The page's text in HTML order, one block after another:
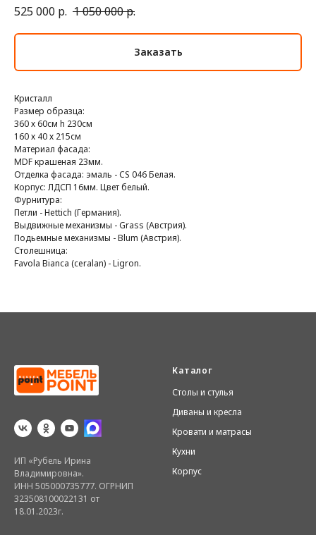
525 000 р. 1 050 000р.
Заказать
Кристалл
Размер образца:
360 х 60см h 230см
160 х 40 х 215см
Материал фасада:
MDF крашеная 23мм.
Отделка фасада: эмаль - CS 046 Белая.
Корпус: ЛДСП 16мм. Цвет белый.
Фурнитура:
Петли - Hettich (Германия).
Выдвижные механизмы - Grass (Австрия).
Подьемные механизмы - Blum (Австрия).
Столешница:
Favola Bianca (ceralan) - Ligron.
ИП «Рубель Ирина
Владимировна».
ИНН 505000735777. ОГРНИП
323508100022131 от
18.01.2023г.
Каталог
Столы и стулья
Диваны и кресла
Кровати и матрасы
Кухни
Корпус